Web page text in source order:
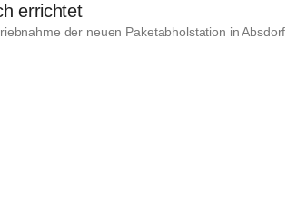
errichtet
der neuen Paketabholstation in